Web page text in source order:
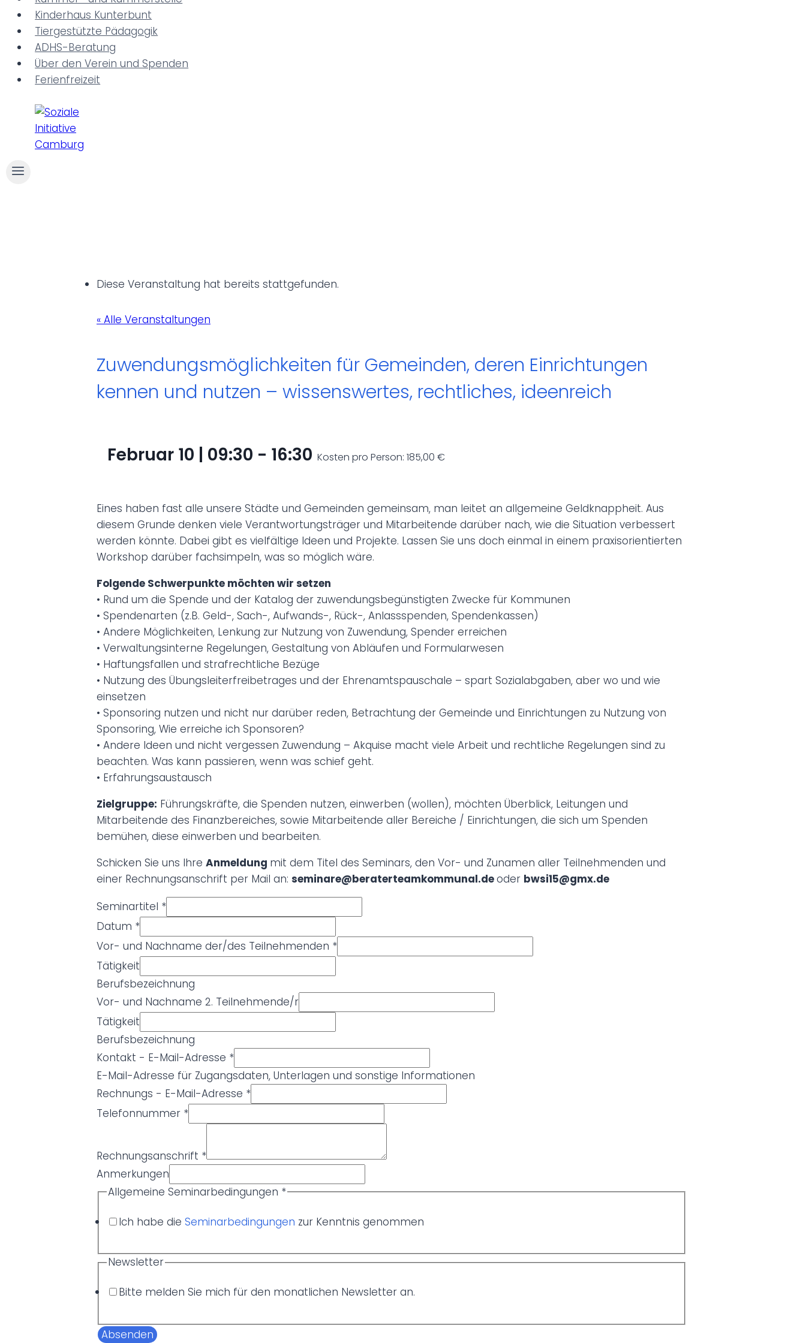
Kinderhaus Kunterbunt
Tiergestützte Pädagogik
ADHS-Beratung
Über den Verein und Spenden
Ferienfreizeit
Diese Veranstaltung hat bereits stattgefunden.
« Alle Veranstaltungen
Zuwendungsmöglichkeiten für Gemeinden, deren Einrichtungen
kennen und nutzen – wissenswertes, rechtliches, ideenreich
Februar 10 | 09:30 - 16:30 Kosten pro Person: 185,00 €
Eines haben fast alle unsere Städte und Gemeinden gemeinsam, man leitet an allgemeine Geldknappheit. Aus
diesem Grunde denken viele Verantwortungsträger und Mitarbeitende darüber nach, wie die Situation verbessert
werden könnte. Dabei gibt es vielfältige Ideen und Projekte. Lassen Sie uns doch einmal in einem praxisorientierten
Workshop darüber fachsimpeln, was so möglich wäre.
Folgende Schwerpunkte möchten wir setzen
• Rund um die Spende und der Katalog der zuwendungsbegünstigten Zwecke für Kommunen
• Spendenarten (z.B. Geld-, Sach-, Aufwands-, Rück-, Anlassspenden, Spendenkassen)
• Andere Möglichkeiten, Lenkung zur Nutzung von Zuwendung, Spender erreichen
• Verwaltungsinterne Regelungen, Gestaltung von Abläufen und Formularwesen
• Haftungsfallen und strafrechtliche Bezüge
• Nutzung des Übungsleiterfreibetrages und der Ehrenamtspauschale – spart Sozialabgaben, aber wo und wie
einsetzen
• Sponsoring nutzen und nicht nur darüber reden, Betrachtung der Gemeinde und Einrichtungen zu Nutzung von
Sponsoring, Wie erreiche ich Sponsoren?
• Andere Ideen und nicht vergessen Zuwendung – Akquise macht viele Arbeit und rechtliche Regelungen sind zu
beachten. Was kann passieren, wenn was schief geht.
• Erfahrungsaustausch
Zielgruppe: Führungskräfte, die Spenden nutzen, einwerben (wollen), möchten Überblick, Leitungen und
Mitarbeitende des Finanzbereiches, sowie Mitarbeitende aller Bereiche / Einrichtungen, die sich um Spenden
bemühen, diese einwerben und bearbeiten.
Schicken Sie uns Ihre Anmeldung mit dem Titel des Seminars, den Vor- und Zunamen aller Teilnehmenden und
einer Rechnungsanschrift per Mail an: seminare@beraterteamkommunal.deoder bwsi15@gmx.de
Seminartitel *
Datum *
Vor- und Nachname der/des Teilnehmenden *
Tätigkeit
Berufsbezeichnung
Vor- und Nachname 2. Teilnehmende/r
Tätigkeit
Berufsbezeichnung
Kontakt - E-Mail-Adresse *
E-Mail-Adresse für Zugangsdaten, Unterlagen und sonstige Informationen
K
o
a
k
t
e
i
e
Rechnungs - E-Mail-Adresse *
Telefonnummer *
Rechnungsanschrift *
Anmerkungen
Allgemeine Seminarbedingungen *
Ich habe die Seminarbedingungen zur Kenntnis genommen
Newsletter
Bitte melden Sie mich für den monatlichen Newsletter an.
Absenden